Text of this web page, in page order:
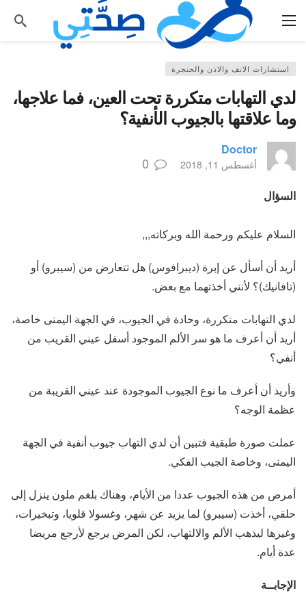
استشارات الانف والاذن والحنجرة
لدي التهابات متكررة تحت العين، فما علاجها،
وما علاقتها بالجيوب الأنفية؟
Doctor
أغسطس 11, 2018 0
السؤال
السلام عليكم ورحمة الله وبركاته,,,
أريد أن أسأل عن إبرة (ديبرافوس) هل تتعارض من (سيبرو) أو
(تافانيك)؟ لأنني أخذتهما مع بعض.
لدي التهابات متكررة، وحادة في الجيوب، في الجهة اليمنى خاصة،
أريد أن أعرف ما هو سر الألم الموجود أسفل عيني القريب من
أنفي؟
وأريد أن أعرف ما نوع الجيوب الموجودة عند عيني القريبة من
عظمة الوجه؟
عملت صورة طبقية فتبين أن لدي التهاب جيوب أنفية في الجهة
اليمنى، وخاصة الجيب الفكي.
أمرض من هذه الجيوب عددا من الأيام، وهناك بلغم ملون ينزل إلى
حلقي، أخذت (سيبرو) لما يزيد عن شهر، وغسولا قلويا، وتبخيرات،
وغيرها ليذهب الألم والالتهاب، لكن المرض يرجع لأرجع مريضا
عدة أيام.
الإجابــة